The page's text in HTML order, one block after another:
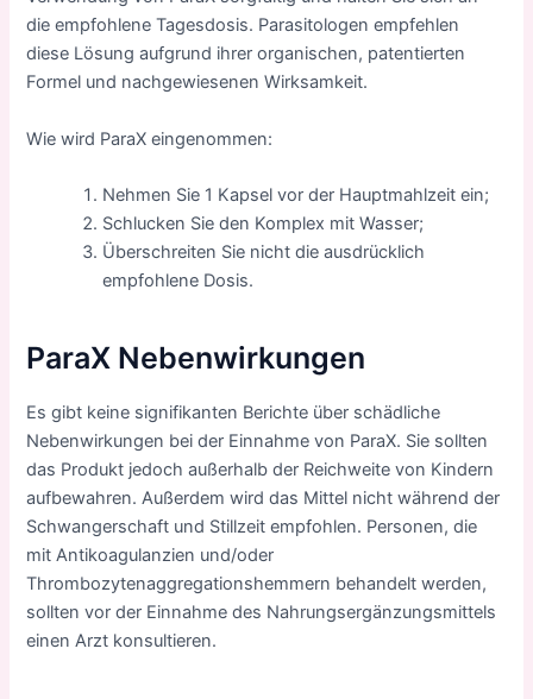
die empfohlene Tagesdosis. Parasitologen empfehlen
diese Lösung aufgrund ihrer organischen, patentierten
Formel und nachgewiesenen Wirksamkeit.
Wie wird ParaX eingenommen:
Nehmen Sie 1 Kapsel vor der Hauptmahlzeit ein;
Schlucken Sie den Komplex mit Wasser;
Überschreiten Sie nicht die ausdrücklich
empfohlene Dosis.
ParaX Nebenwirkungen
Es gibt keine signifikanten Berichte über schädliche
Nebenwirkungen bei der Einnahme von ParaX. Sie sollten
das Produkt jedoch außerhalb der Reichweite von Kindern
aufbewahren. Außerdem wird das Mittel nicht während der
Schwangerschaft und Stillzeit empfohlen. Personen, die
mit Antikoagulanzien und/oder
Thrombozytenaggregationshemmern behandelt werden,
sollten vor der Einnahme des Nahrungsergänzungsmittels
einen Arzt konsultieren.